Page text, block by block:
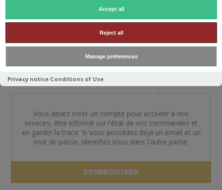
Accept all
Reject all
Manage preferences
Privacy notice Conditions of Use
BIENVENUE DANS NOTRE
BOUTIQUE
NOUVEAU CLIENT
Vous devez créer un compte pour accéder à nos
services, être informé sur l'état de vos commandes et
en garder la trace. Si vous possédez déjà un email et un
mot de passe, identifiez vous dans l'autre partie.
S'ENREGISTRER